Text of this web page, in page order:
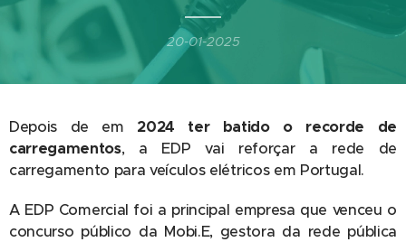
20-01-2025
Depois de em 2024 ter batido o recorde de
carregamentos, a EDP vai reforçar a rede de
carregamento para veículos elétricos em Portugal.
A EDP Comercial foi a principal empresa que venceu o
concurso público da Mobi.E, gestora da rede pública